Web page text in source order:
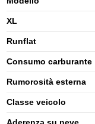
XL
Runflat
Consumo carburante
Rumorosità esterna
Classe veicolo